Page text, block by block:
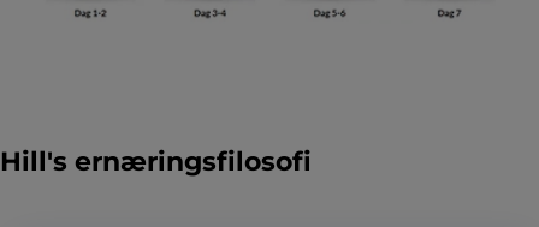
Hill's ernæringsfilosofi